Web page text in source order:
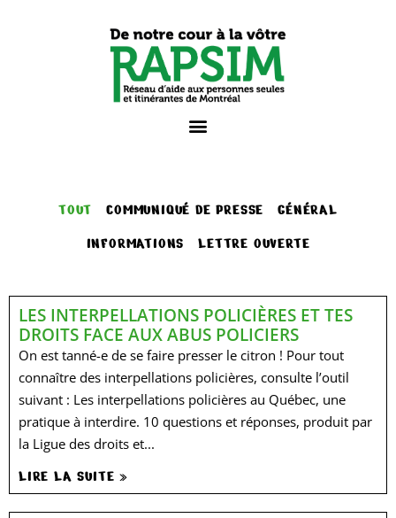
COMMUNIQUÉ DE PRESSE
GÉNÉRAL
INFORMATIONS
LETTRE OUVERTE
TOUT
LES INTERPELLATIONS POLICIÈRES ET TES
DROITS FACE AUX ABUS POLICIERS
On est tanné-e de se faire presser le citron ! Pour tout
connaître des interpellations policières, consulte l’outil
suivant : Les interpellations policières au Québec, une
pratique à interdire. 10 questions et réponses, produit par
la Ligue des droits et...
LIRE LA SUITE »